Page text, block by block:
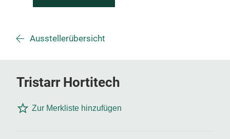
Ausstellerübersicht
Tristarr Hortitech
Zur Merkliste hinzufügen